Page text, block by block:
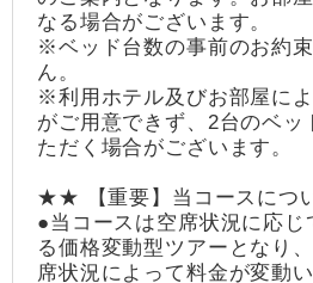
なる場合がございます。
※ベッド台数の事前のお約
ん。
※利用ホテル及びお部屋に
がご用意できず、2台のベッ
ただく場合がございます。
★★ 【重要】当コースに
●当コースは空席状況に応じ
る価格変動型ツアーとなり
席状況によって料金が変動い